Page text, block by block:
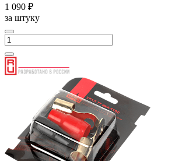
1 090 ₽
за штуку